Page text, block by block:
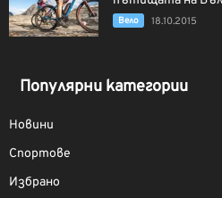
Вело 18.10.2015
Популярни категории
Новини
Спортове
Избрано